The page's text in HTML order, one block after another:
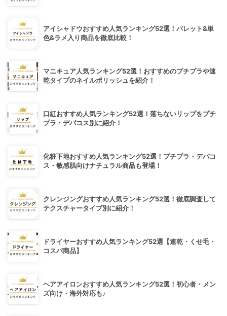
アイシャドウおすすめ人気ランキング52選！パレット&単
色&ラメ入り商品を徹底比較！
マニキュア人気ランキング52選！おすすめのプチプラや速
乾タイプのネイルポリッシュを紹介！
口紅おすすめ人気ランキング52選！落ちないリップをプチ
プラ・デパコス別に紹介！
化粧下地おすすめ人気ランキング52選！プチプラ・デパコ
ス・敏感肌向けナチュラル商品も登場！
クレンジングおすすめ人気ランキング52選！徹底調査して
テクスチャータイプ別に紹介！
ドライヤーおすすめ人気ランキング52選【速乾・くせ毛・
コスパ商品】
ヘアアイロンおすすめ人気ランキング52選！初心者・メン
ズ向け・海外対応も♪